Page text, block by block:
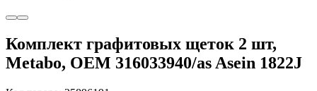
Комплект графитовых щеток 2 шт,
Metabo, OEM 316033940/as Asein 1822J